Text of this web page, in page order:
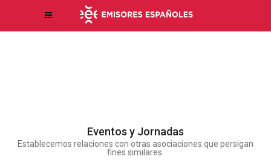
Eventos y Jornadas
Establecemos relaciones con otras asociaciones que persigan
fines similares.